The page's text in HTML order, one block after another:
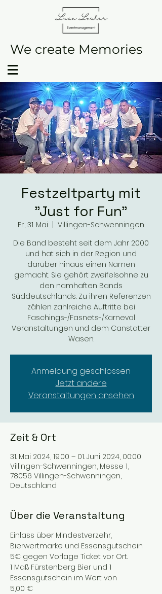
We create Memories
Festzeltparty mit
"Just for Fun"
Fr., 31. Mai
Villingen-Schwenningen
Die Band besteht seit dem Jahr 2000
und hat sich in der Region und
darüber hinaus einen Namen
gemacht. Sie gehört zweifelsohne zu
den namhaften Bands
Süddeutschlands. Zu ihren Referenzen
zählen zahlreiche Auftritte bei
Faschings-/Fasnets-/Karneval
Veranstaltungen und dem Canstatter
Wasen.
Anmeldung geschlossen
Jetzt andere
Veranstaltungen ansehen
Zeit & Ort
31. Mai 2024, 19:00 – 01. Juni 2024, 00:00
Villingen-Schwenningen, Messe 1,
78056 Villingen-Schwenningen,
Deutschland
Über die Veranstaltung
Einlass über Mindestverzehr,
Bierwertmarke und Essensgutschein
5€ gegen Vorlage Ticket vor Ort.
1 Maß Fürstenberg Bier und 1
Essensgutschein im Wert von
5,00 €